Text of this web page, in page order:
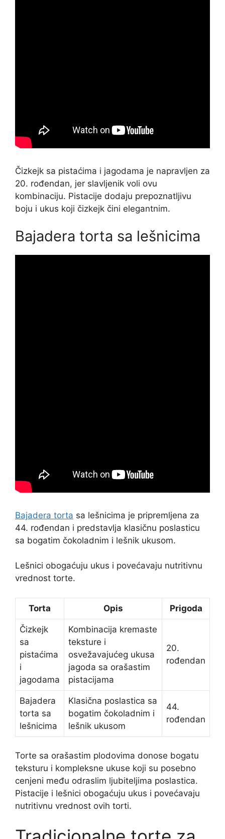
Čizkejk sa pistaćima i jagodama je napravljen za
20. rođendan, jer slavljenik voli ovu
kombinaciju. Pistacije dodaju prepoznatljivu
boju i ukus koji čizkejk čini elegantnim.
Bajadera torta sa lešnicima
Bajadera torta sa lešnicima je pripremljena za
44. rođendan i predstavlja klasičnu poslasticu
sa bogatim čokoladnim i lešnik ukusom.
Lešnici obogaćuju ukus i povećavaju nutritivnu
vrednost torte.
Torta Opis Prigoda
Čizkejk
sa
pistaćima
i
jagodama
Kombinacija kremaste
teksture i
osvežavajućeg ukusa
jagoda sa orašastim
pistacijama
20.
rođendan
Bajadera
torta sa
lešnicima
Klasična poslastica sa
bogatim čokoladnim i
lešnik ukusom
44.
rođendan
Torte sa orašastim plodovima donose bogatu
teksturu i kompleksne ukuse koji su posebno
cenjeni među odraslim ljubiteljima poslastica.
Pistacije i lešnici obogaćuju ukus i povećavaju
nutritivnu vrednost ovih torti.